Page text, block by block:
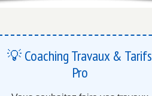
💡 Coaching Travaux & Tarifs
Pro